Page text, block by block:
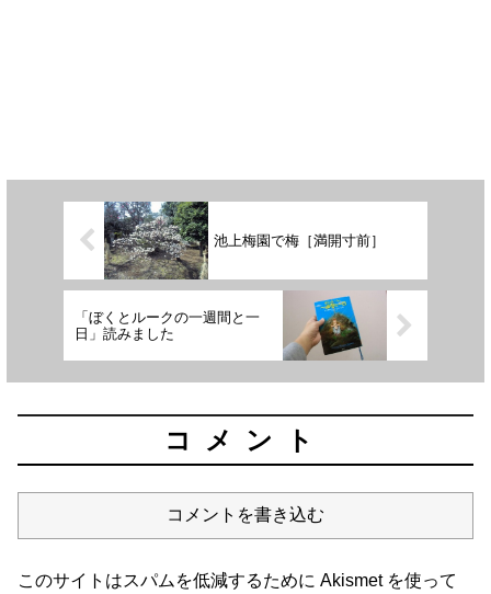
池上梅園で梅［満開寸前］
「ぼくとルークの一週間と一
日」読みました
コメント
コメントを書き込む
このサイトはスパムを低減するために Akismet を使って